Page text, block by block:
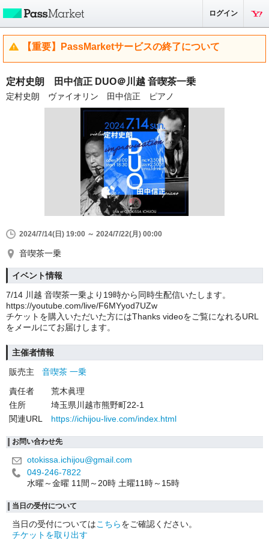
ログイン
【重要】PassMarketサービスの終了について
定村史朗 田中信正 DUO＠川越 音喫茶一乗
定村史朗 ヴァイオリン 田中信正 ピアノ
2024/7/14(日) 19:00 ～ 2024/7/22(月) 00:00
音喫茶一乗
イベント情報
7/14 川越 音喫茶一乗より19時から同時生配信いたします。
https://youtube.com/live/F6MYyod7UZw
チケットを購入いただいた方にはThanks videoをご覧になれるURL
をメールにてお届けします。
主催者情報
販売主
音喫茶 一乗
責任者
荒木眞理
住所
埼玉県川越市熊野町22-1
関連URL
https://ichijou-live.com/index.html
お問い合わせ先
otokissa.ichijou@gmail.com
049-246-7822
水曜～金曜 11間～20時 土曜11時～15時
当日の受付について
当日の受付についてはこちらをご確認ください。
チケットを取り出す